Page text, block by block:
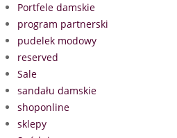
Portfele damskie
program partnerski
pudelek modowy
reserved
Sale
sandału damskie
shoponline
sklepy